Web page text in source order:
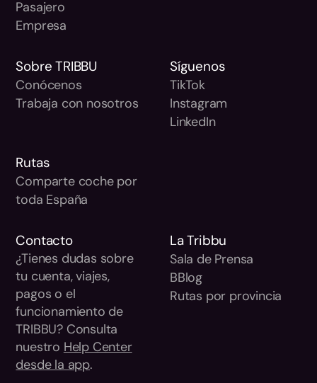
Sobre TRIBBU
Conócenos
Trabaja con nosotros
Pasajero
Empresa
La Tribbu
Sala de Prensa
BBlog
Rutas por provincia
Contacto
¿Tienes dudas sobre
tu cuenta, viajes,
pagos o el
funcionamiento de
TRIBBU? Consulta
nuestro Help Center
desde la app.
Síguenos
TikTok
Instagram
LinkedIn
Rutas
Comparte coche por
toda España